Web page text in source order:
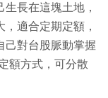
長在這塊土地，
適合定期定額，
己對台股脈動掌握
額方式，可分散